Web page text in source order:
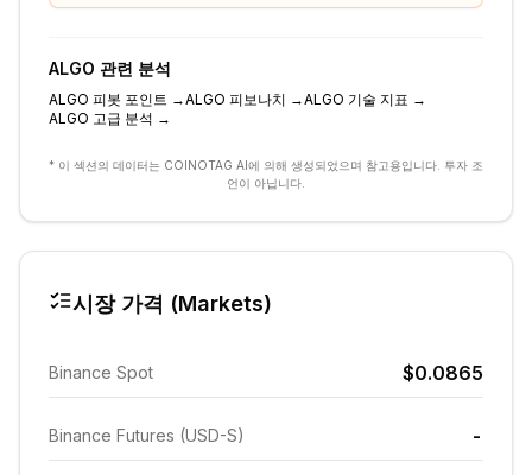
ALGO 관련 분석
ALGO 피봇 포인트 →ALGO 피보나치 →ALGO 기술 지표 →
ALGO 고급 분석 →
* 이 섹션의 데이터는 COINOTAG AI에 의해 생성되었으며 참고용입니다. 투자 조
언이 아닙니다.
시장 가격 (Markets)
Binance Spot $0.0865
Binance Futures (USD-S) -